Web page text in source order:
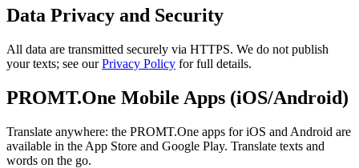
Data Privacy and Security
All data are transmitted securely via HTTPS. We do not publish
your texts; see ourPrivacy Policy for full details.
PROMT.One Mobile Apps (iOS/Android)
Translate anywhere: the PROMT.One apps for iOS and Android are
available in the App Store and Google Play. Translate texts and
words on the go.